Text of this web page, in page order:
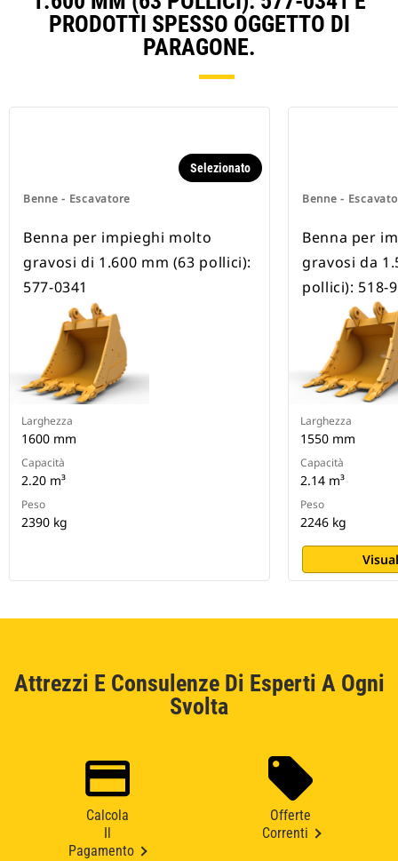
PRODOTTI SPESSO OGGETTO DI
PARAGONE.
Benne - Escavatore
Selezionato
Benna per impieghi molto
gravosi di 1.600 mm (63 pollici):
577-0341
Larghezza
1600 mm
Capacità
2.20 m³
Peso
2390 kg
Benne -
Benna per
gravosi da
pollici): 518-
Larghezza
1550 mm
Capacità
2.14 m³
Peso
2246 kg
Attrezzi E Consulenze Di Esperti A Ogni
Svolta
Calcola
Pagamento
Offerte
Correnti